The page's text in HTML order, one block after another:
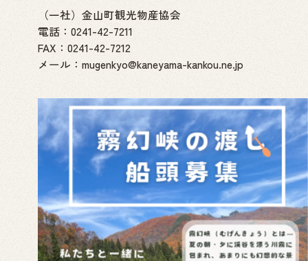
（一社）金山町観光物産協会
電話：0241-42-7211
FAX：0241-42-7212
メール：mugenkyo@kaneyama-kankou.ne.jp